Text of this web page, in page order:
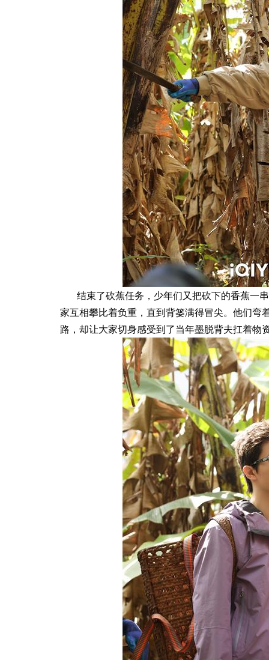
结束了砍蕉任务，少年们又把砍下的香蕉一
家互相攀比着负重，直到背篓满得冒尖。他们弯
路，却让大家切身感受到了当年墨脱背夫扛着物